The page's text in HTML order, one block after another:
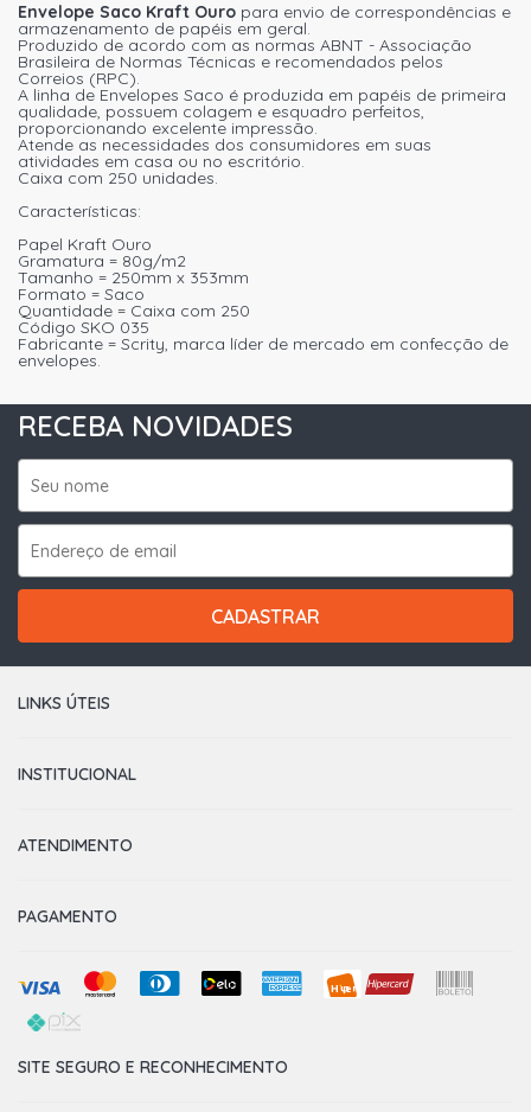
Envelope Saco Kraft Ouro para envio de correspondências e
armazenamento de papéis em geral.
Produzido de acordo com as normas ABNT - Associação
Brasileira de Normas Técnicas e recomendados pelos
Correios (RPC).
A linha de Envelopes Saco é produzida em papéis de primeira
qualidade, possuem colagem e esquadro perfeitos,
proporcionando excelente impressão.
Atende as necessidades dos consumidores em suas
atividades em casa ou no escritório.
Caixa com 250 unidades.
Características:
Papel Kraft Ouro
Gramatura = 80g/m2
Tamanho = 250mm x 353mm
Formato = Saco
Quantidade = Caixa com 250
Código SKO 035
Fabricante = Scrity, marca líder de mercado em confecção de
envelopes.
RECEBA NOVIDADES
CADASTRAR
LINKS ÚTEIS
INSTITUCIONAL
ATENDIMENTO
PAGAMENTO
SITE SEGURO E RECONHECIMENTO